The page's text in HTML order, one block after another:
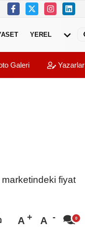
YEREL
Galeri Yazarlar
marketindeki fiyat
A A